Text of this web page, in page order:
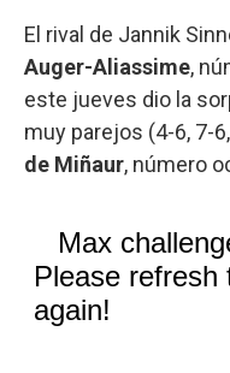
El rival de Jannik
Auger-Aliassime,
este jueves dio la
muy parejos (4-6, 7-
de Miñaur, número